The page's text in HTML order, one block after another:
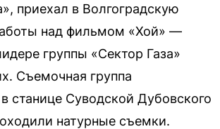
приехал в Волгоградскую
над фильмом «Хой» —
группы «Сектор Газа»
Съемочная группа
станице Суводской Дубовского
натурные съемки.